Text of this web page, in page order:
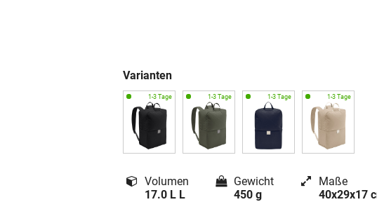
Varianten
Volumen
17.0 L L
Gewicht
450 g
Maße
40x29x17